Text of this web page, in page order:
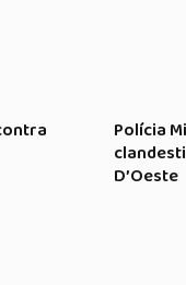
Polícia
D’Oeste